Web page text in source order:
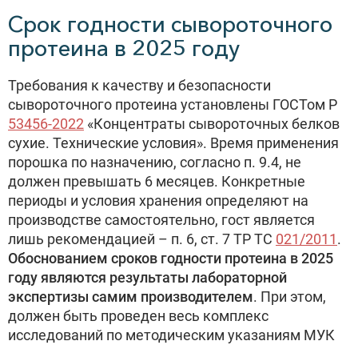
Срок годности сывороточного
протеина в 2025 году
Требования к качеству и безопасности
сывороточного протеина установлены ГОСТом Р
53456-2022 «Концентраты сывороточных белков
сухие. Технические условия». Время применения
порошка по назначению, согласно п. 9.4, не
должен превышать 6 месяцев. Конкретные
периоды и условия хранения определяют на
производстве самостоятельно, гост является
лишь рекомендацией – п. 6, ст. 7 ТР ТС 021/2011.
Обоснованием сроков годности протеина в 2025
году являются результаты лабораторной
экспертизы самим производителем. При этом,
должен быть проведен весь комплекс
исследований по методическим указаниям МУК